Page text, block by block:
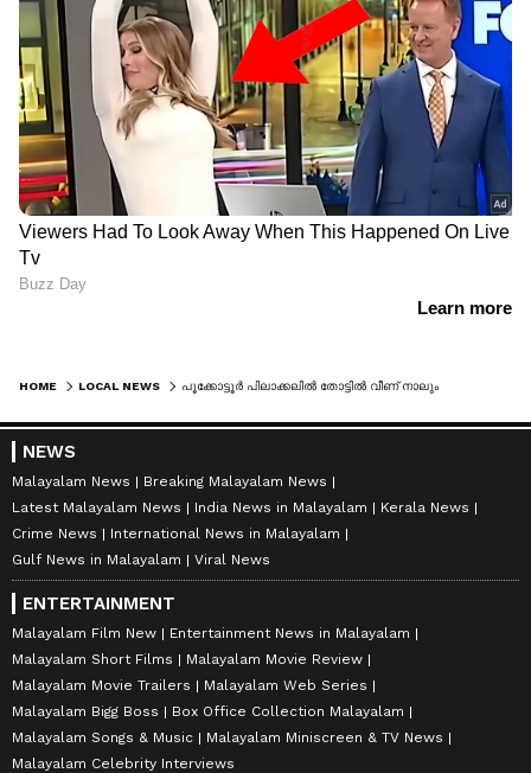
HOME LOCAL NEWS
NEWS
Malayalam News
Breaking Malayalam News
Latest Malayalam News
India News in Malayalam
Kerala News
Crime News
International News in Malayalam
Gulf News in Malayalam
Viral News
ENTERTAINMENT
Malayalam Film New
Entertainment News in Malayalam
Malayalam Short Films
Malayalam Movie Review
Malayalam Movie Trailers
Malayalam Web Series
Malayalam Bigg Boss
Box Office Collection Malayalam
Malayalam Songs & Music
Malayalam Miniscreen & TV News
Malayalam Celebrity Interviews